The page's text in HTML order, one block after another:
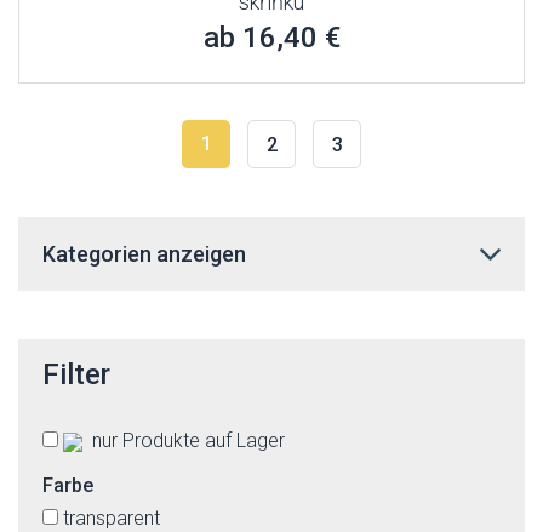
ab 16,40 €
1 2 3
Kategorien anzeigen
Filter
nur Produkte auf Lager
Farbe
transparent